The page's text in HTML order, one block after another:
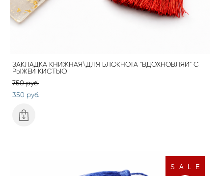
ЗАКЛАДКА КНИЖНАЯ\ДЛЯ БЛОКНОТА "ВДОХНОВЛЯЙ" С
РЫЖЕЙ КИСТЬЮ
750 pуб.
350 pуб.
S A L E